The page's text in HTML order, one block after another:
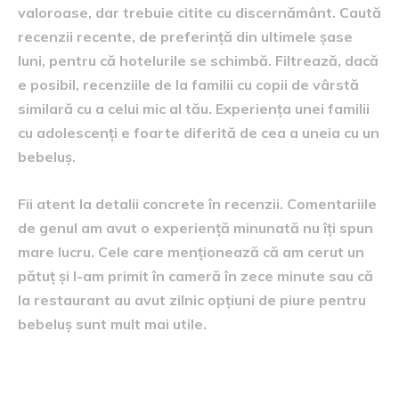
valoroase, dar trebuie citite cu discernământ. Caută
recenzii recente, de preferință din ultimele șase
luni, pentru că hotelurile se schimbă. Filtrează, dacă
e posibil, recenziile de la familii cu copii de vârstă
similară cu a celui mic al tău. Experiența unei familii
cu adolescenți e foarte diferită de cea a uneia cu un
bebeluș.
Fii atent la detalii concrete în recenzii. Comentariile
de genul am avut o experiență minunată nu îți spun
mare lucru. Cele care menționează că am cerut un
pătuț și l-am primit în cameră în zece minute sau că
la restaurant au avut zilnic opțiuni de piure pentru
bebeluș sunt mult mai utile.